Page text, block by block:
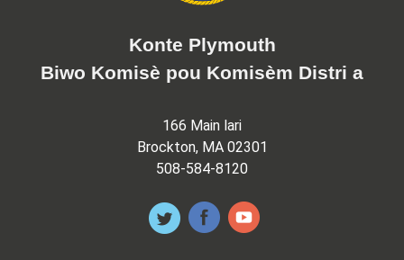
Konte Plymouth
Biwo Komisè pou Komisèm Distri a
166 Main lari
Brockton, MA 02301
508-584-8120